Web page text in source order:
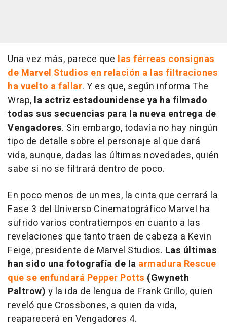
Una vez más, parece que las férreas consignas
de Marvel Studios en relación a las filtraciones
ha vuelto a fallar. Y es que, según informa The
Wrap, la actriz estadounidense ya ha filmado
todas sus secuencias para la nueva entrega de
Vengadores. Sin embargo, todavía no hay ningún
tipo de detalle sobre el personaje al que dará
vida, aunque, dadas las últimas novedades, quién
sabe si no se filtrará dentro de poco.
En poco menos de un mes, la cinta que cerrará la
Fase 3 del Universo Cinematográfico Marvel ha
sufrido varios contratiempos en cuanto a las
revelaciones que tanto traen de cabeza a Kevin
Feige, presidente de Marvel Studios. Las últimas
han sido una fotografía de la armadura Rescue
que se enfundará Pepper Potts (Gwyneth
Paltrow) y la ida de lengua de Frank Grillo, quien
reveló que Crossbones, a quien da vida,
reaparecerá en Vengadores 4.